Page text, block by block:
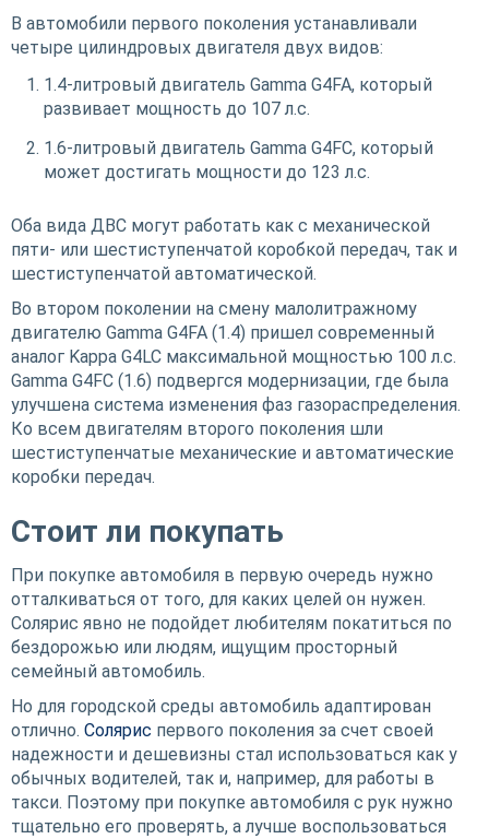
В автомобили первого поколения устанавливали
четыре цилиндровых двигателя двух видов:
1.4-литровый двигатель Gamma G4FA, который
развивает мощность до 107 л.с.
1.6-литровый двигатель Gamma G4FC, который
может достигать мощности до 123 л.с.
Оба вида ДВС могут работать как с механической
пяти- или шестиступенчатой коробкой передач, так и
шестиступенчатой автоматической.
Во втором поколении на смену малолитражному
двигателю Gamma G4FA (1.4) пришел современный
аналог Kappa G4LC максимальной мощностью 100 л.с.
Gamma G4FC (1.6) подвергся модернизации, где была
улучшена система изменения фаз газораспределения.
Ко всем двигателям второго поколения шли
шестиступенчатые механические и автоматические
коробки передач.
Стоит ли покупать
При покупке автомобиля в первую очередь нужно
отталкиваться от того, для каких целей он нужен.
Солярис явно не подойдет любителям покатиться по
бездорожью или людям, ищущим просторный
семейный автомобиль.
Но для городской среды автомобиль адаптирован
отлично. Солярис первого поколения за счет своей
надежности и дешевизны стал использоваться как у
обычных водителей, так и, например, для работы в
такси. Поэтому при покупке автомобиля с рук нужно
тщательно его проверять, а лучше воспользоваться